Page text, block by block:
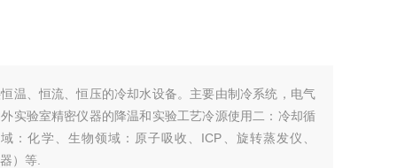
温、恒流、恒压的冷却水设备。主要由制冷系统，电气
实验室精密仪器的降温和实验工艺冷源使用二：冷却循
：化学、生物领域：原子吸收、ICP、旋转蒸发仪、
）等.